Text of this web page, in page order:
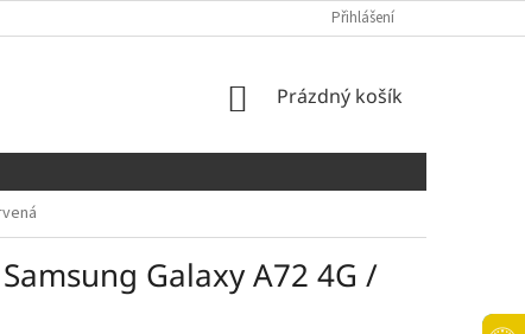
ÚDAJŮ Přihlášení
NÁKUPNÍ
Prázdný košík
Galaxy A72 4G /